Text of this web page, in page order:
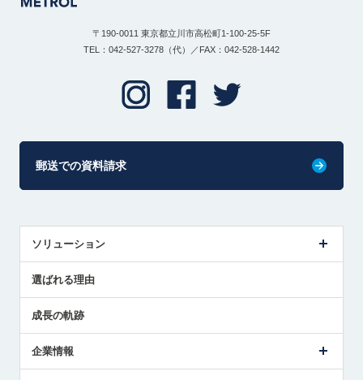
〒190-0011 東京都立川市高松町1-100-25-5F
TEL：042-527-3278（代）／FAX：042-528-1442
郵送での資料請求
ソリューション
解決策提案
選ばれる理由
成長の軌跡
企業情報